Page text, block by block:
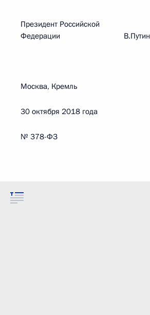
Президент Российской
Федерации В.Путин
Москва, Кремль
30 октября 2018 года
№ 378-ФЗ